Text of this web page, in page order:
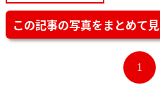
この記事の写真をまとめて
1